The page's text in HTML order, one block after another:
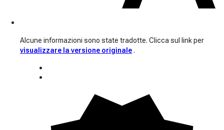
Alcune informazioni sono state tradotte. Clicca sul link per
visualizzare la versione originale .